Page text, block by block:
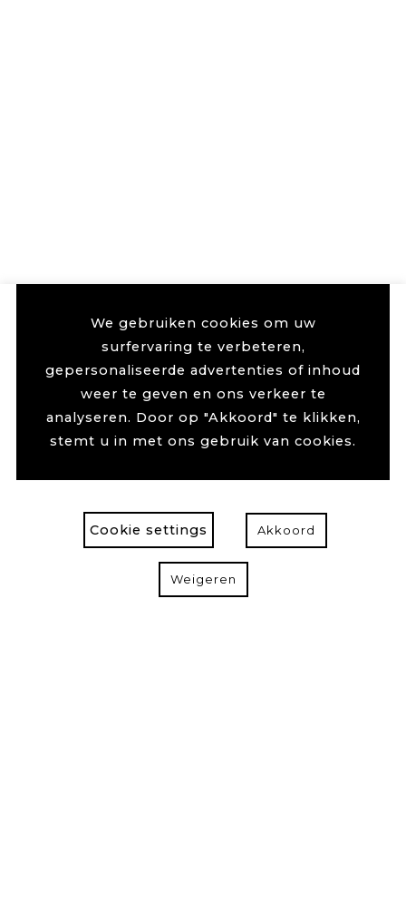
We gebruiken cookies om uw
surfervaring te verbeteren,
gepersonaliseerde advertenties of inhoud
weer te geven en ons verkeer te
analyseren. Door op "Akkoord" te klikken,
stemt u in met ons gebruik van cookies.
Cookie settings Akkoord
Weigeren